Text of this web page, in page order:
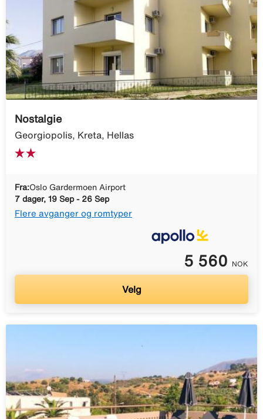
Nostalgie
Georgiopolis, Kreta, Hellas
Fra:Oslo Gardermoen Airport
7 dager, 19 Sep - 26 Sep
Flere avganger og romtyper
5 560 NOK
Velg